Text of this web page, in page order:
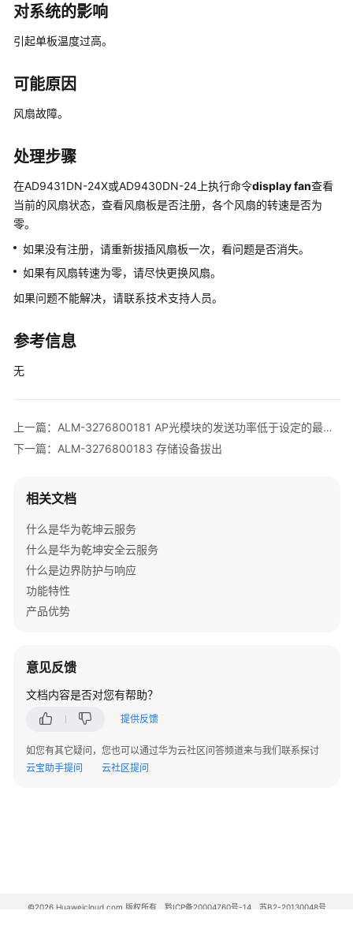
乾
MSP
作
更
文
规
单
License
处
理
版
本
设
备
告
警
版
FW
告
V200
对系统的影响
引起单板温度过高。
可能原因
风扇故障。
处理步骤
在AD9431DN-24X或AD9430DN-24上执行命令display fan查看
当前的风扇状态，查看风扇板是否注册，各个风扇的转速是否为
零。
如果没有注册，请重新拔插风扇板一次，看问题是否消失。
如果有风扇转速为零，请尽快更换风扇。
如果问题不能解决，请联系技术支持人员。
参考信息
无
上一篇：ALM-3276800181 AP光模块的发送功率低于设定的最低阈值
下一篇：ALM-3276800183 存储设备拔出
相关文档
什么是华为乾坤云服务
什么是华为乾坤安全云服务
什么是边界防护与响应
功能特性
产品优势
意见反馈
文档内容是否对您有帮助？
提供反馈
如您有其它疑问，您也可以通过华为云社区问答频道来与我们联系探讨
云宝助手提问
云社区提问
©2026 Huaweicloud.com 版权所有 黔ICP备20004760号-14
苏B2-20130048号